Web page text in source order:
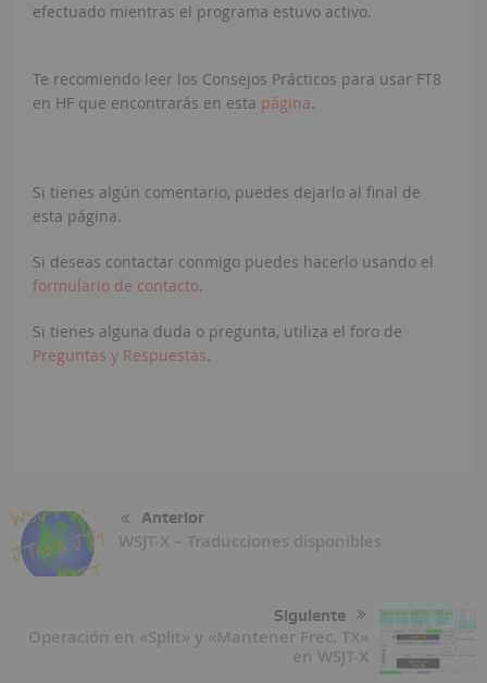
efectuado mientras el programa estuvo activo.
Te recomiendo leer los Consejos Prácticos para usar FT8
en HF que encontrarás en esta página.
Si tienes algún comentario, puedes dejarlo al final de
esta página.
Si deseas contactar conmigo puedes hacerlo usando el
formulario de contacto.
Si tienes alguna duda o pregunta, utiliza el foro de
Preguntas y Respuestas.
Anterior
WSJT-X – Traducciones disponibles
Siguiente
Operación en «Split» y «Mantener Frec. TX»
en WSJT-X